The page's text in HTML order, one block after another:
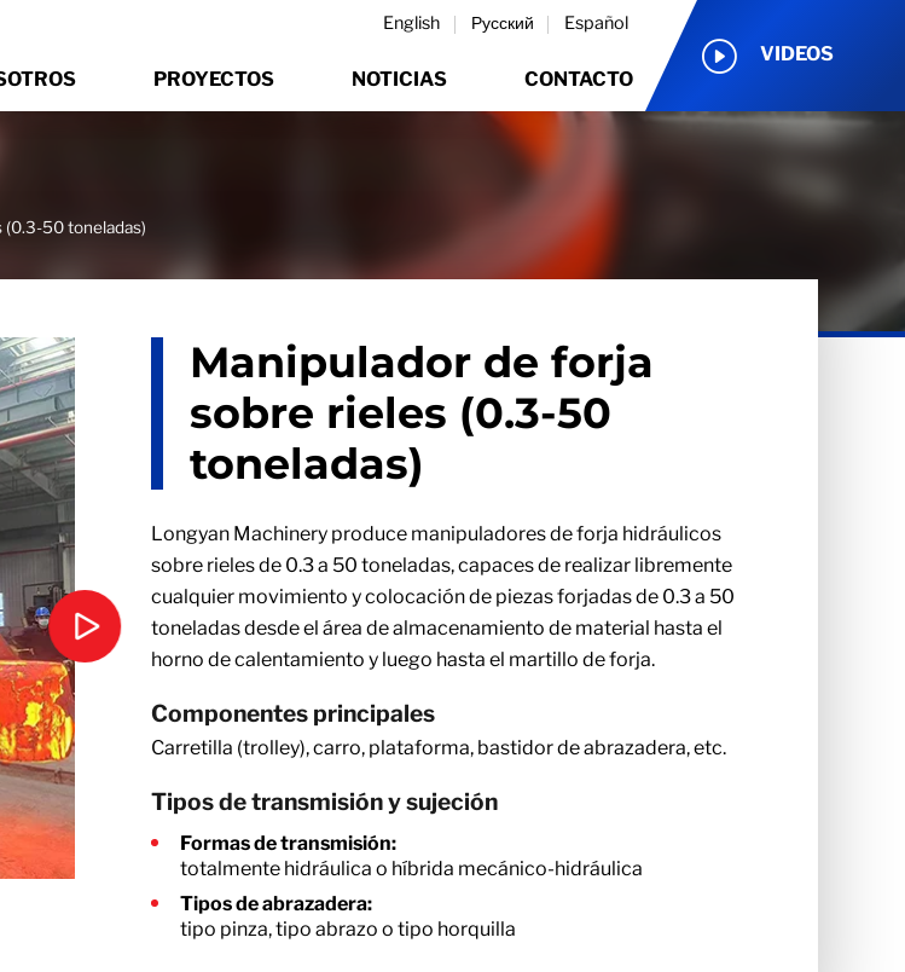
English Русский Español
PROYECTOS NOTICIAS CONTACTO
VIDEOS
(0.3-50 toneladas)
Manipulador de forja
sobre rieles (0.3-50
toneladas)
Longyan Machinery produce manipuladores de forja hidráulicos
sobre rieles de 0.3 a 50 toneladas, capaces de realizar libremente
cualquier movimiento y colocación de piezas forjadas de 0.3 a 50
toneladas desde el área de almacenamiento de material hasta el
horno de calentamiento y luego hasta el martillo de forja.
Componentes principales
Carretilla (trolley), carro, plataforma, bastidor de abrazadera, etc.
Tipos de transmisión y sujeción
Formas de transmisión:
totalmente hidráulica o híbrida mecánico-hidráulica
Tipos de abrazadera:
tipo pinza, tipo abrazo o tipo horquilla